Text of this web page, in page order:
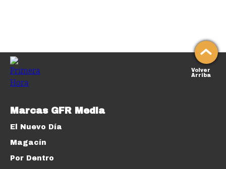
Volver
Arriba
Marcas GFR Media
El Nuevo Día
Magacín
Por Dentro